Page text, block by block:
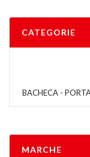
CATEGORIE
MARCHE